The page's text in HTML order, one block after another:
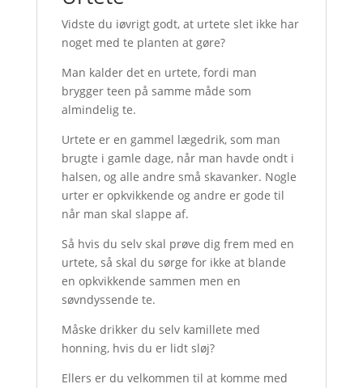
Vidste du iøvrigt godt, at urtete slet ikke har
noget med te planten at gøre?
Man kalder det en urtete, fordi man
brygger teen på samme måde som
almindelig te.
Urtete er en gammel lægedrik, som man
brugte i gamle dage, når man havde ondt i
halsen, og alle andre små skavanker. Nogle
urter er opkvikkende og andre er gode til
når man skal slappe af.
Så hvis du selv skal prøve dig frem med en
urtete, så skal du sørge for ikke at blande
en opkvikkende sammen men en
søvndyssende te.
Måske drikker du selv kamillete med
honning, hvis du er lidt sløj?
Ellers er du velkommen til at komme med